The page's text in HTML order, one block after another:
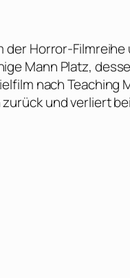
der Horror-
Mann Platz,
nach Teaching
und verliert